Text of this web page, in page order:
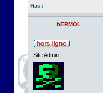
Haut
hERMOL
Site Admin